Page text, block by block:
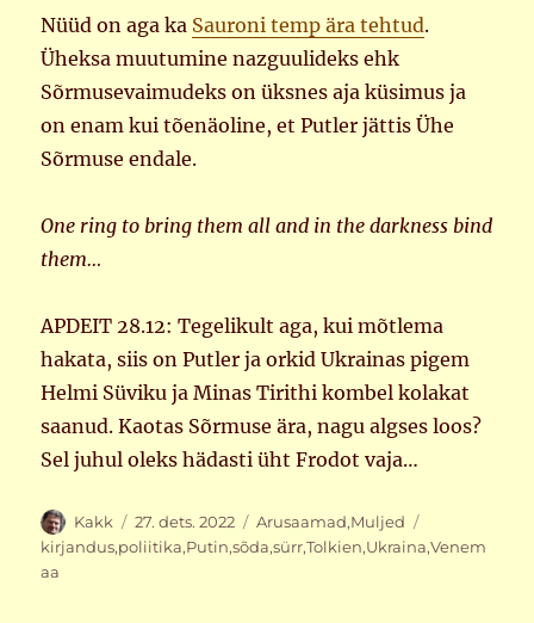
Nüüd on aga ka Sauroni temp ära tehtud.
Üheksa muutumine nazguulideks ehk
Sõrmusevaimudeks on üksnes aja küsimus ja
on enam kui tõenäoline, et Putler jättis Ühe
Sõrmuse endale.
One ring to bring them all and in the darkness bind
them…
APDEIT 28.12: Tegelikult aga, kui mõtlema
hakata, siis on Putler ja orkid Ukrainas pigem
Helmi Süviku ja Minas Tirithi kombel kolakat
saanud. Kaotas Sõrmuse ära, nagu algses loos?
Sel juhul oleks hädasti üht Frodot vaja…
Autor
Kakk Postitatud
27. dets. 2022 Rubriigid
Arusaamad,Muljed
kirjandus,poliitika,Putin,sõda,sürr,Tolkien,Ukraina,Venem
aa